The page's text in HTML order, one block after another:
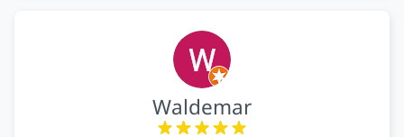
ekologicznych rozwiązań!🍀
Waldemar